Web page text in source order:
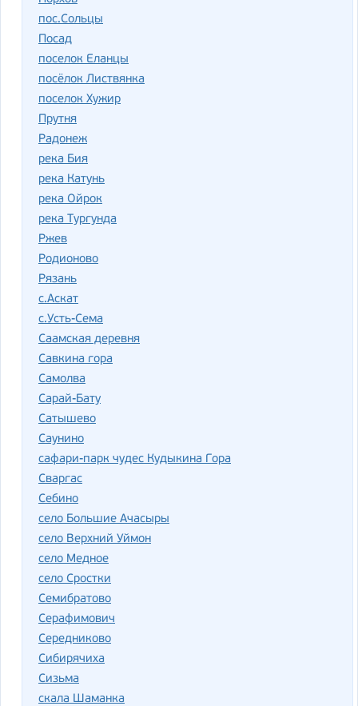
пос.Сольцы
Посад
поселок Еланцы
посёлок Листвянка
поселок Хужир
Прутня
Радонеж
река Бия
река Катунь
река Ойрок
река Тургунда
Ржев
Родионово
Рязань
с.Аскат
с.Усть-Сема
Саамская деревня
Савкина гора
Самолва
Сарай-Бату
Сатышево
Саунино
сафари-парк чудес Кудыкина Гора
Сваргас
Себино
село Большие Ачасыры
село Верхний Уймон
село Медное
село Сростки
Семибратово
Серафимович
Середниково
Сибирячиха
Сизьма
скала Шаманка